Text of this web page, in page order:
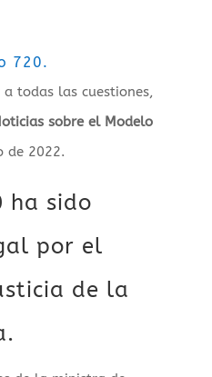
720.
todas las cuestiones,
sobre el Modelo
de 2022.
ha sido
por el
de la